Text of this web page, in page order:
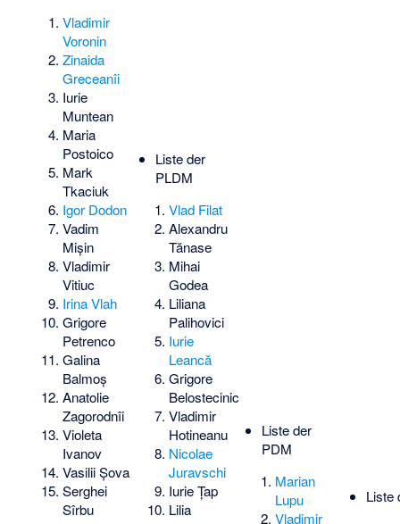
Vladimir
Voronin
Zinaida
Greceanîi
Iurie
Muntean
Maria
Postoico
Mark
Tkaciuk
Igor Dodon
Vadim
Mișin
Vladimir
Vitiuc
Irina Vlah
Grigore
Petrenco
Galina
Balmoș
Anatolie
Zagorodnîi
Violeta
Ivanov
Vasilii Șova
Serghei
Sîrbu
Liste der
PLDM
Vlad Filat
Alexandru
Tănase
Mihai
Godea
Liliana
Palihovici
Iurie
Leancă
Grigore
Belostecinic
Vladimir
Hotineanu
Nicolae
Juravschi
Iurie Țap
Lilia
Liste der
PDM
Marian
Lupu
Vladimir
Liste